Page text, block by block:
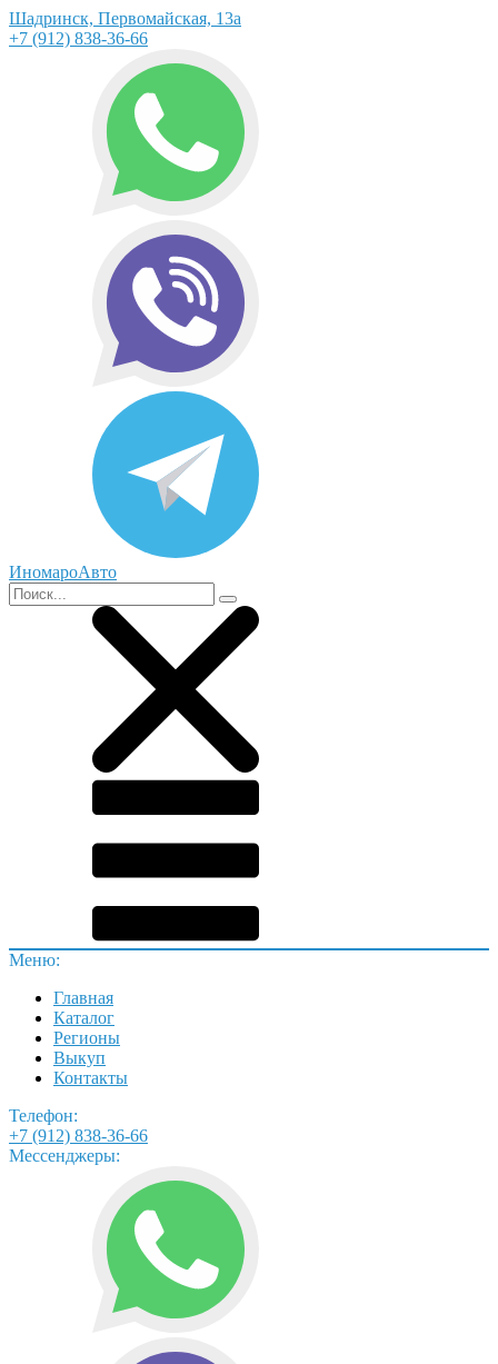
Шадринск, Первомайская, 13а
+7 (912) 838-36-66
ИномароАвто
Меню:
Главная
Каталог
Регионы
Выкуп
Контакты
Телефон:
+7 (912) 838-36-66
Мессенджеры: